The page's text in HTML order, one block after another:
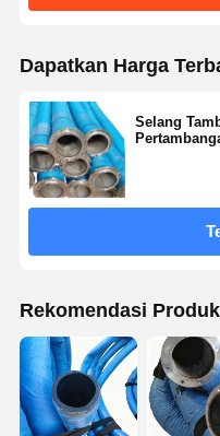
Dapatkan Harga
Selang
Rekomendasi Produk